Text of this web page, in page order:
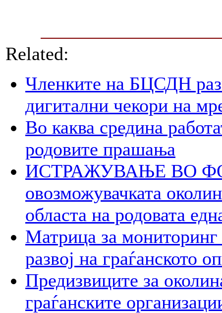
Related:
Членките на БЦСДН
дигитални чекори на
Во каква средина
родовите прашања
ИСТРАЖУВАЊЕ ВО
овозможувачката
областа на родовата
Матрица за мониторинг
развој на граѓанското
Предизвиците за
граѓанските